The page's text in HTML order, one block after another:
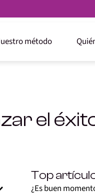
método
el
Top
¿Es buen